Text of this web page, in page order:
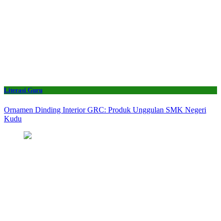
Literasi Guru
Ornamen Dinding Interior GRC: Produk Unggulan SMK Negeri
Kudu